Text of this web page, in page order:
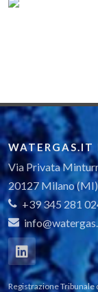
WATERGAS.IT
Via Privata
20127 Milano
+39 345 281
Registrazione